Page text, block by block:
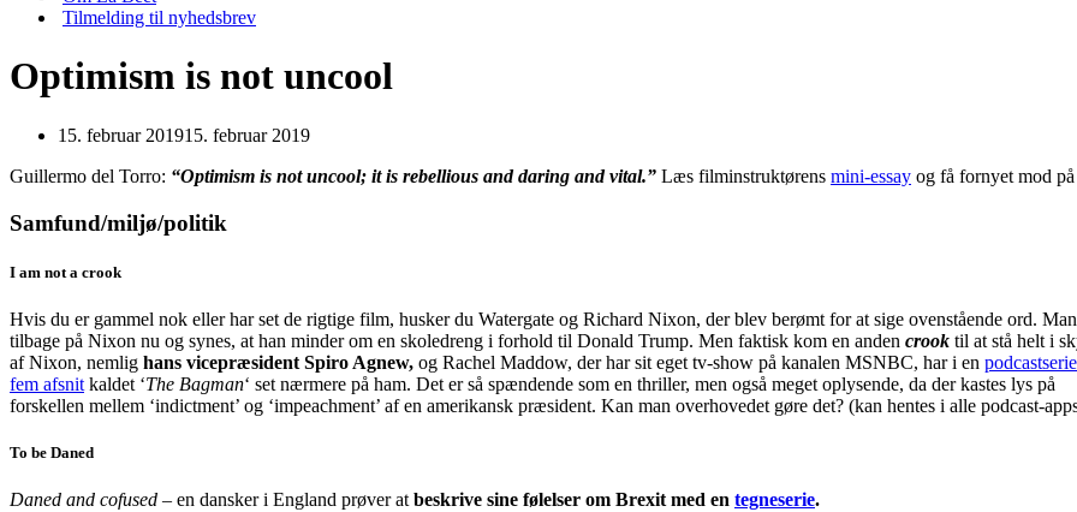
Tilmelding til nyhedsbrev
Optimism is not uncool
15. februar 201915. februar 2019
Guillermo del Torro: “Optimism is not uncool; it is rebellious and daring and vital.” Læs filminstruktørens mini-essay og få fornyet mod
Samfund/miljø/politik
I am not a crook
Hvis du er gammel nok eller har set de rigtige film, husker du Watergate og Richard Nixon, der blev berømt for at sige ovenstående ord.
tilbage på Nixon nu og synes, at han minder om en skoledreng i forhold til Donald Trump. Men faktisk kom en anden crook til at stå helt i
af Nixon, nemlig hans vicepræsident Spiro Agnew, og Rachel Maddow, der har sit eget tv-show på kanalen MSNBC, har i en
fem afsnit kaldet ‘The Bagman‘ set nærmere på ham. Det er så spændende som en thriller, men også meget oplysende, da der kastes lys på
forskellen mellem ‘indictment’ og ‘impeachment’ af en amerikansk præsident. Kan man overhovedet gøre det? (kan hentes i alle podcast-
To be Daned
Daned and cofused – en dansker i England prøver at beskrive sine følelser om Brexit med en tegneserie.